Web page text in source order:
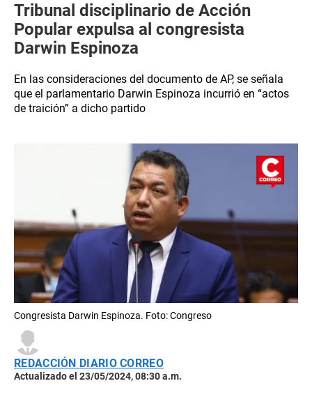
Tribunal disciplinario de Acción
Popular expulsa al congresista
Darwin Espinoza
En las consideraciones del documento de AP, se señala
que el parlamentario Darwin Espinoza incurrió en “actos
de traición” a dicho partido
Congresista Darwin Espinoza. Foto: Congreso
REDACCIÓN DIARIO CORREO
Actualizado el 23/05/2024, 08:30 a.m.